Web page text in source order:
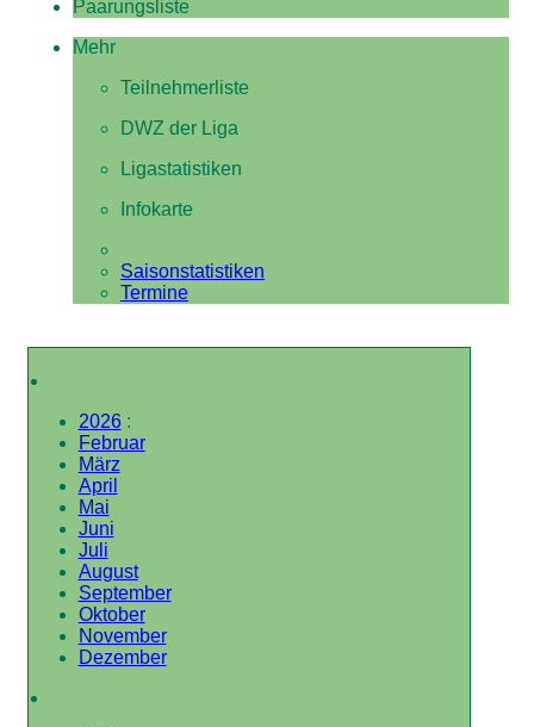
Paarungsliste
Mehr
Teilnehmerliste
DWZ der Liga
Ligastatistiken
Infokarte
Saisonstatistiken
Termine
2026:
Februar
März
April
Mai
Juni
Juli
August
September
Oktober
November
Dezember